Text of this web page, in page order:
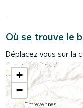
Où se trouve le
Déplacez vous sur la
+
−